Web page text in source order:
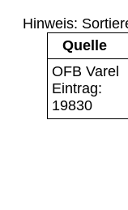
Hinweis:
Quelle
OFB Varel
Eintrag:
19830